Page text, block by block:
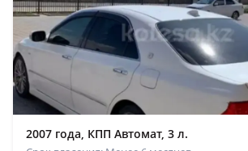
2007 года, КПП Автомат, 3 л.